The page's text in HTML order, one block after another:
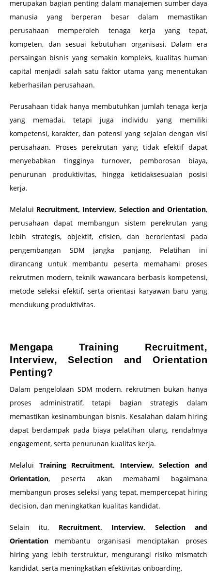
merupakan bagian penting dalam manajemen sumber daya
manusia yang berperan besar dalam memastikan
perusahaan memperoleh tenaga kerja yang tepat,
kompeten, dan sesuai kebutuhan organisasi. Dalam era
persaingan bisnis yang semakin kompleks, kualitas human
capital menjadi salah satu faktor utama yang menentukan
keberhasilan perusahaan.
Perusahaan tidak hanya membutuhkan jumlah tenaga kerja
yang memadai, tetapi juga individu yang memiliki
kompetensi, karakter, dan potensi yang sejalan dengan visi
perusahaan. Proses perekrutan yang tidak efektif dapat
menyebabkan tingginya turnover, pemborosan biaya,
penurunan produktivitas, hingga ketidaksesuaian posisi
kerja.
Melalui Recruitment, Interview, Selection and Orientation,
perusahaan dapat membangun sistem perekrutan yang
lebih strategis, objektif, efisien, dan berorientasi pada
pengembangan SDM jangka panjang. Pelatihan ini
dirancang untuk membantu peserta memahami proses
rekrutmen modern, teknik wawancara berbasis kompetensi,
metode seleksi efektif, serta orientasi karyawan baru yang
mendukung produktivitas.
Mengapa Training Recruitment,
Interview, Selection and Orientation
Penting?
Dalam pengelolaan SDM modern, rekrutmen bukan hanya
proses administratif, tetapi bagian strategis dalam
memastikan kesinambungan bisnis. Kesalahan dalam hiring
dapat berdampak pada biaya pelatihan ulang, rendahnya
engagement, serta penurunan kualitas kerja.
Melalui Training Recruitment, Interview, Selection and
Orientation, peserta akan memahami bagaimana
membangun proses seleksi yang tepat, mempercepat hiring
decision, dan meningkatkan kualitas kandidat.
Selain itu, Recruitment, Interview, Selection and
Orientation membantu organisasi menciptakan proses
hiring yang lebih terstruktur, mengurangi risiko mismatch
kandidat, serta meningkatkan efektivitas onboarding.